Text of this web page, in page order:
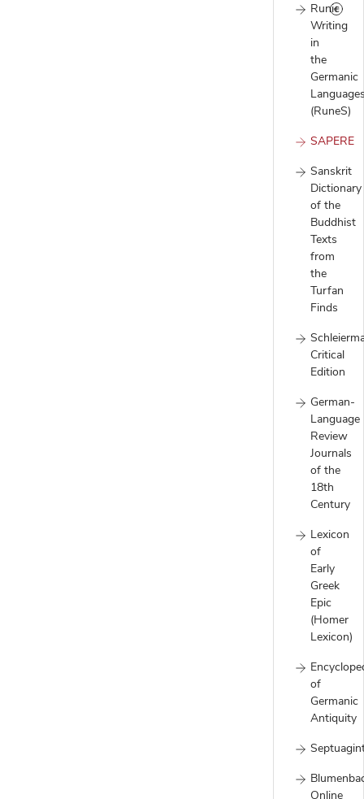
Runic
Writing
in
the
Germanic
(RuneS)
SAPERE
Sanskrit
Dictionary
of the
Buddhist
Texts
from
the
Turfan
Finds
Critical
Edition
German-
Language
Review
Journals
of the
18th
Century
Lexicon
of
Early
Greek
Epic
(Homer
Lexicon)
of
Germanic
Antiquity
Online